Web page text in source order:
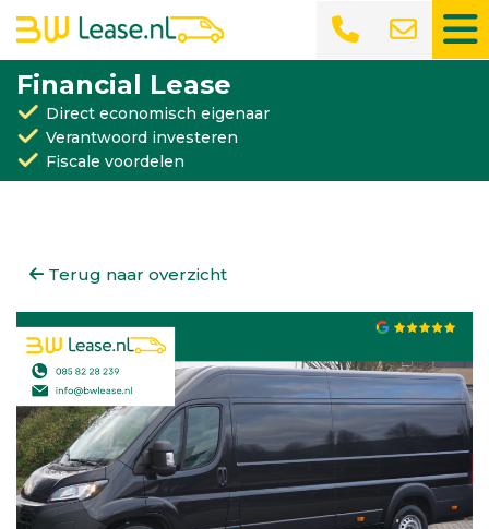
Financial Lease
Direct economisch eigenaar
Verantwoord investeren
Fiscale voordelen
Terug naar overzicht